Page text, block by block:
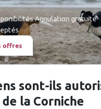
·Annulation gratuite·
offres
sont-ils
la Corniche